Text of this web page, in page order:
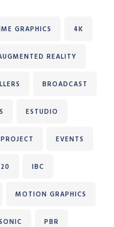
GRAPHICS 4K
REALITY
BROADCAST
ESTUDIO
EVENTS
IBC
MOTION GRAPHICS
PBR